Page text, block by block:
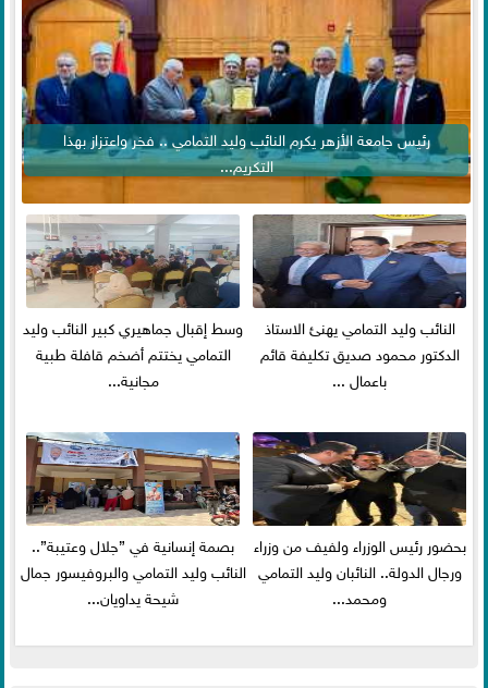
رئيس جامعة الأزهر يكرم النائب وليد التمامي .. فخر واعتزاز بهذا
التكريم...
النائب وليد التمامي يهنئ الاستاذ
الدكتور محمود صديق تكليفة قائم
باعمال ...
وسط إقبال جماهيري كبير النائب وليد
التمامي يختتم أضخم قافلة طبية
مجانية...
بحضور رئيس الوزراء ولفيف من وزراء
ورجال الدولة.. النائبان وليد التمامي
ومحمد...
بصمة إنسانية في ”جلال وعتيبة”..
النائب وليد التمامي والبروفيسور جمال
شيحة يداويان...